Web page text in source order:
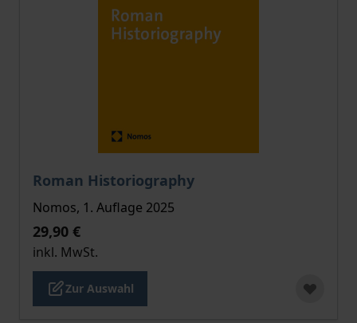
Roman Historiography
Der Preis dieses Titels richtet sich nach der
Nomos, 1. Auflage 2025
29,90 €
inkl. MwSt.
Zur Auswahl